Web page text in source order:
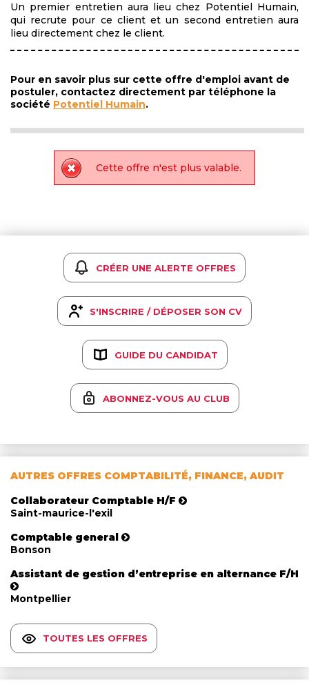
Un premier entretien aura lieu chez Potentiel Humain,
qui recrute pour ce client et un second entretien aura
lieu directement chez le client.
Pour en savoir plus sur cette offre d'emploi avant de
postuler, contactez directement par téléphone la
société Potentiel Humain.
Cette offre n'est plus valable.
CRÉER UNE ALERTE OFFRES
S'INSCRIRE / DÉPOSER SON CV
GUIDE DU CANDIDAT
ABONNEZ-VOUS AU CLUB
AUTRES OFFRES COMPTABILITÉ, FINANCE, AUDIT
Collaborateur Comptable H/F
Saint-maurice-l'exil
Comptable general
Bonson
Assistant de gestion d’entreprise en alternance F/H
Montpellier
TOUTES LES OFFRES